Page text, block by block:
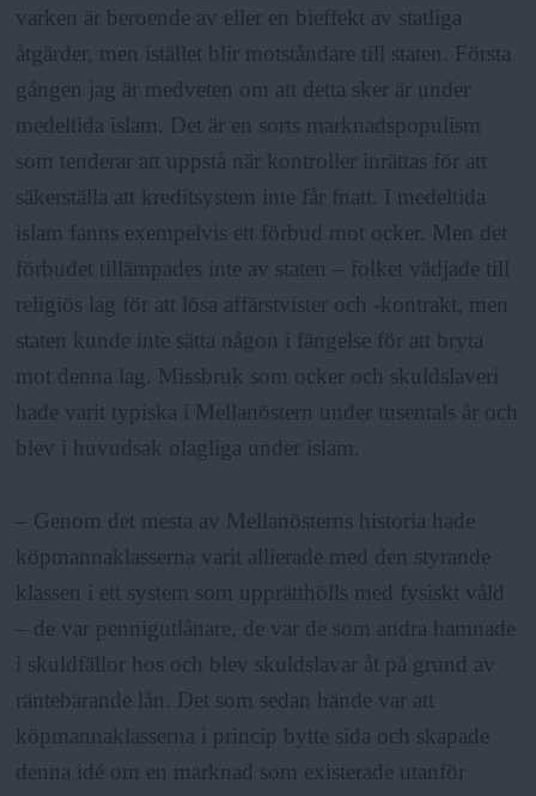
varken är beroende av eller en bieffekt av statliga
åtgärder, men istället blir motståndare till staten. Första
gången jag är medveten om att detta sker är under
medeltida islam. Det är en sorts marknadspopulism
som tenderar att uppstå när kontroller inrättas för att
säkerställa att kreditsystem inte får fnatt. I medeltida
islam fanns exempelvis ett förbud mot ocker. Men det
förbudet tillämpades inte av staten – folket vädjade till
religiös lag för att lösa affärstvister och -kontrakt, men
staten kunde inte sätta någon i fängelse för att bryta
mot denna lag. Missbruk som ocker och skuldslaveri
hade varit typiska i Mellanöstern under tusentals år och
blev i huvudsak olagliga under islam.
– Genom det mesta av Mellanösterns historia hade
köpmannaklasserna varit allierade med den styrande
klassen i ett system som upprätthölls med fysiskt våld
– de var pennigutlånare, de var de som andra hamnade
i skuldfällor hos och blev skuldslavar åt på grund av
räntebärande lån. Det som sedan hände var att
köpmannaklasserna i princip bytte sida och skapade
denna idé om en marknad som existerade utanför